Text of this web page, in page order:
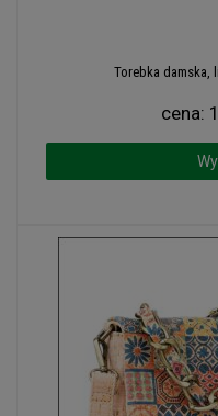
Torebka damska,
cena: